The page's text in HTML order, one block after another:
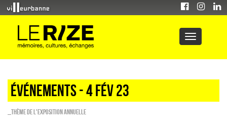
Événements - 4 Fév 23
_Thème de l'exposition annuelle